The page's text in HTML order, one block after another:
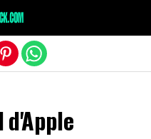
d'Apple